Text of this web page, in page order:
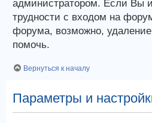
администратором. Если Вы
трудности с входом на
форума, возможно,
помочь.
Вернуться к началу
Параметры и